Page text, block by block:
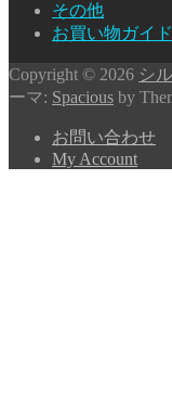
その他
お買い物ガイド
Copyright © 2026 シ
ーマ: Spacious by
お問い合わせ
My Account